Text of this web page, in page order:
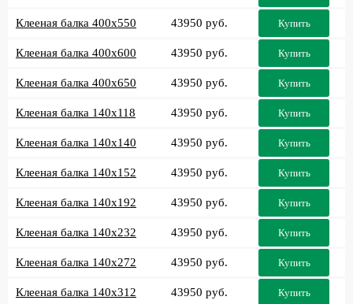
Клееная балка 400x550 43950 руб. Купить
Клееная балка 400x600 43950 руб. Купить
Клееная балка 400x650 43950 руб. Купить
Клееная балка 140x118 43950 руб. Купить
Клееная балка 140x140 43950 руб. Купить
Клееная балка 140x152 43950 руб. Купить
Клееная балка 140x192 43950 руб. Купить
Клееная балка 140x232 43950 руб. Купить
Клееная балка 140x272 43950 руб. Купить
Клееная балка 140x312 43950 руб. Купить